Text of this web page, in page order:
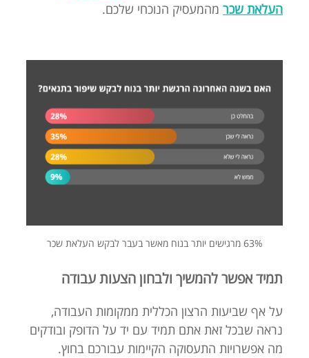
העלאת שכר מהמעסיק הנוכחי שלכם.
63% מרגישים יותר בנוח מאשר בעבר לבקש העלאת שכר
תמיד אפשר להמשיך ולבחון הצעות עבודה
על אף שביעות הרצון הכללית ממקומות העבודה,
נראה שבכל זאת אתם תמיד עם יד על הדופק ובודקים
מה אפשרויות התעסוקה הקיימות עבורכם בחוץ.